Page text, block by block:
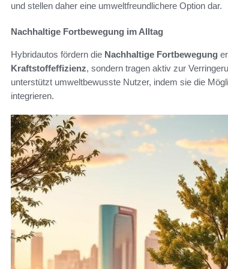
und stellen daher eine umweltfreundlichere Option dar.
Nachhaltige Fortbewegung im Alltag
Hybridautos fördern die Nachhaltige Fortbewegung
Kraftstoffeffizienz, sondern tragen aktiv zur
unterstützt umweltbewusste Nutzer, indem sie die
integrieren.